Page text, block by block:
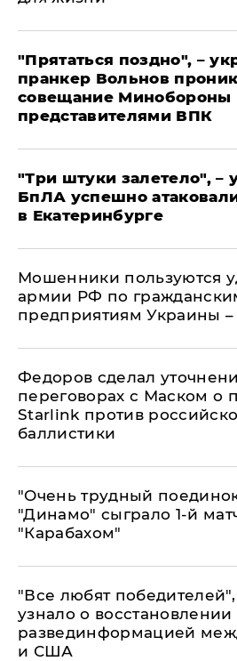
"Прятаться поздно", –
пранкер Вольнов
совещание Минобороны
представителями ВПК
"Три штуки залетело", –
БпЛА успешно
в Екатеринбурге
Мошенники пользуются
армии РФ по
предприятиям Украины
Федоров сделал
переговорах с Маском о
Starlink против
баллистики
"Очень трудный
"Динамо" сыграло 1-й
"Карабахом"
​"Все любят
узнало о
развединформацией
и США